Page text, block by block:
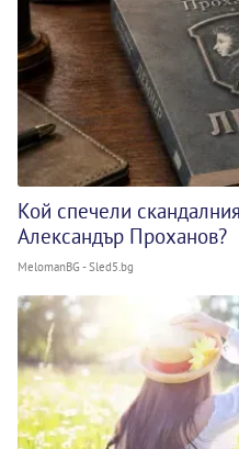
Кой спечели
Александър Проханов?
MelomanBG - Sled5.bg